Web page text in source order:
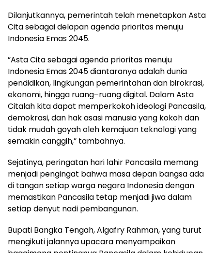
‎Dilanjutkannya, pemerintah telah menetapkan Asta
Cita sebagai delapan agenda prioritas menuju
Indonesia Emas 2045.
‎”Asta Cita sebagai agenda prioritas menuju
Indonesia Emas 2045 diantaranya adalah dunia
pendidikan, lingkungan pemerintahan dan birokrasi,
ekonomi, hingga ruang–ruang digital. Dalam Asta
Citalah kita dapat memperkokoh ideologi Pancasila,
demokrasi, dan hak asasi manusia yang kokoh dan
tidak mudah goyah oleh kemajuan teknologi yang
semakin canggih,” tambahnya.
‎Sejatinya, peringatan hari lahir Pancasila memang
menjadi pengingat bahwa masa depan bangsa ada
di tangan setiap warga negara Indonesia dengan
memastikan Pancasila tetap menjadi jiwa dalam
setiap denyut nadi pembangunan.
‎Bupati Bangka Tengah, Algafry Rahman, yang turut
mengikuti jalannya upacara menyampaikan